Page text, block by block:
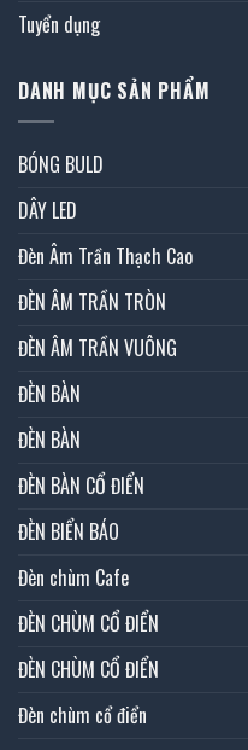
Tuyển dụng
DANH MỤC SẢN PHẨM
BÓNG BULD
DÂY LED
Đèn Âm Trần Thạch Cao
ĐÈN ÂM TRẦN TRÒN
ĐÈN ÂM TRẦN VUÔNG
ĐÈN BÀN
ĐÈN BÀN
ĐÈN BÀN CỔ ĐIỂN
ĐÈN BIỂN BÁO
Đèn chùm Cafe
ĐÈN CHÙM CỔ ĐIỂN
ĐÈN CHÙM CỔ ĐIỂN
Đèn chùm cổ điển